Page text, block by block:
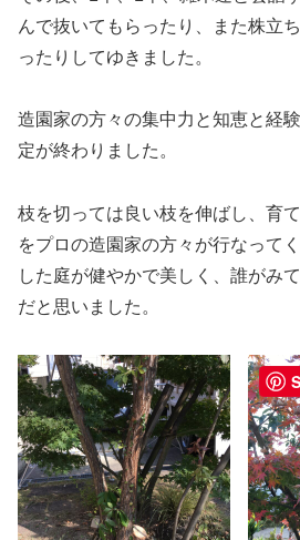
んで抜いてもらったり、また株立
ったりしてゆきました。
造園家の方々の集中力と知恵と経
定が終わりました。
枝を切っては良い枝を伸ばし、育
をプロの造園家の方々が行なって
した庭が健やかで美しく、誰がみ
だと思いました。